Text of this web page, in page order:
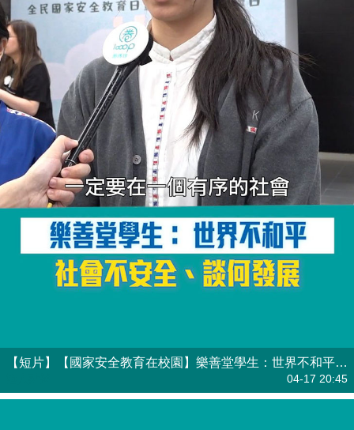
【短片】【國家安全教育在校園】樂善堂學生：世界不和平﹑社會不安全，談何發展
04-17 20:45